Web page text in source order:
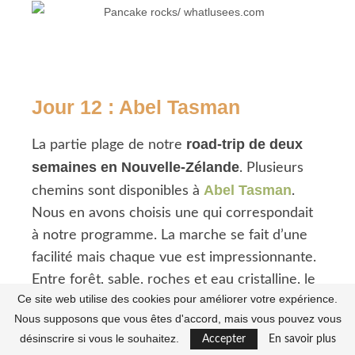
Jour 12 : Abel Tasman
La partie plage de notre road-trip de deux
semaines en Nouvelle-Zélande. Plusieurs
chemins sont disponibles à Abel Tasman.
Nous en avons choisis une qui correspondait
à notre programme. La marche se fait d’une
facilité mais chaque vue est impressionnante.
Entre forêt, sable, roches et eau cristalline, le
combo est juste parfait. En réalisant ce track
vous pouvez tomber sur plusieurs baies et
zones de plages.
Ce site web utilise des cookies pour améliorer votre expérience.
Nous supposons que vous êtes d'accord, mais vous pouvez vous
désinscrire si vous le souhaitez.
Accepter En savoir plus